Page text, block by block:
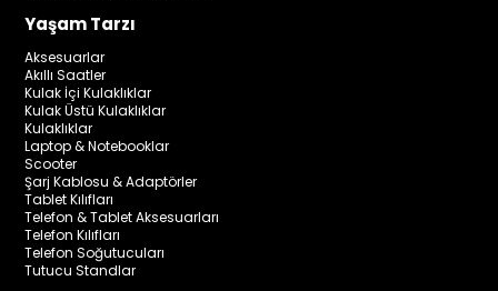
Yaşam Tarzı
Aksesuarlar
Akıllı Saatler
Kulak İçi Kulaklıklar
Kulak Üstü Kulaklıklar
Kulaklıklar
Laptop & Notebooklar
Scooter
Şarj Kablosu & Adaptörler
Tablet Kılıfları
Telefon & Tablet Aksesuarları
Telefon Kılıfları
Telefon Soğutucuları
Tutucu Standlar